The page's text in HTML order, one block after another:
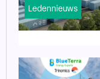
Ledennieuws